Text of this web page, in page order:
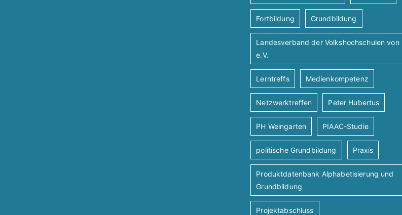
Fortbildung Grundbildung
Landesverband der Volkshochschulen von
e.V.
Lerntreffs Medienkompetenz
Netzwerktreffen Peter Hubertus
PH Weingarten PIAAC-Studie
politische Grundbildung Praxis
Produktdatenbank Alphabetisierung und
Grundbildung
Projektabschluss